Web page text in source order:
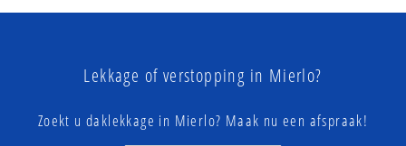
Lekkage of verstopping in Mierlo?
Zoekt u daklekkage in Mierlo? Maak nu een afspraak!